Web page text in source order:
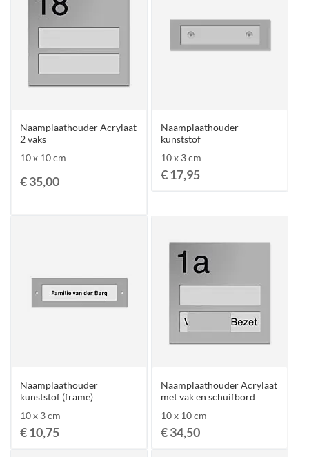
Naamplaathouder Acrylaat
2 vaks
10 x 10 cm
€ 35,00
Naamplaathouder
kunststof
10 x 3 cm
€ 17,95
Naamplaathouder
kunststof (frame)
10 x 3 cm
€ 10,75
Naamplaathouder Acrylaat
met vak en schuifbord
10 x 10 cm
€ 34,50